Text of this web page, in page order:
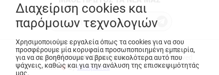
© Copyright 2026ANEDIK Kritikos. All Rights Reserved
Made with
byDesquared
Διαχείριση cookies και
παρόμοιων τεχνολογιών
Χρησιμοποιούμε εργαλεία όπως τα cookies για να σου
προσφέρουμε μία κορυφαία προσωποποιημένη εμπειρία,
για να σε βοηθήσουμε να βρεις ευκολότερα αυτό που
ψάχνεις, καθώς και για την ανάλυση της επισκεψιμότητάς
μας.